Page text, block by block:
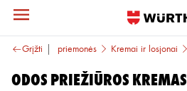
Grįžti
Higienos priemonės Kremai ir losjonai
ODOS PRIEŽIŪROS